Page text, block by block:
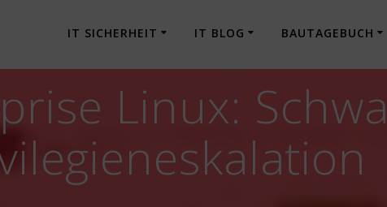
IT SICHERHEIT IT BLOG BAUTAGEBUCH
Linux: